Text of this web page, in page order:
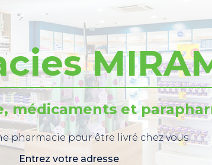
médicaments et
pharmacie pour être livré chez vous
Entrez votre adresse